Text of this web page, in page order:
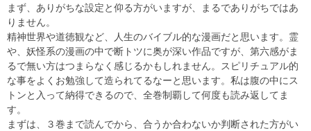
まず、ありがちな設定と仰る方がいますが、まるでありがちではあ
りません。
精神世界や道徳観など、人生のバイブル的な漫画だと思います。霊
や、妖怪系の漫画の中で断トツに奥が深い作品ですが、第六感がま
るで無い方はつまらなく感じるかもしれません。スピリチュアル的
な事をよくお勉強して造られてるなーと思います。私は腹の中にス
トンと入って納得できるので、全巻制覇して何度も読み返してま
す。
まずは、３巻まで読んでから、合うか合わないか判断された方がい